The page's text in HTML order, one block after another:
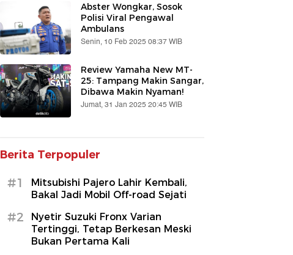
Abster Wongkar, Sosok
Polisi Viral Pengawal
Ambulans
Senin, 10 Feb 2025 08:37 WIB
Review Yamaha New MT-
25: Tampang Makin Sangar,
Dibawa Makin Nyaman!
Jumat, 31 Jan 2025 20:45 WIB
Berita Terpopuler
#1
Mitsubishi Pajero Lahir Kembali,
Bakal Jadi Mobil Off-road Sejati
#2
Nyetir Suzuki Fronx Varian
Tertinggi, Tetap Berkesan Meski
Bukan Pertama Kali